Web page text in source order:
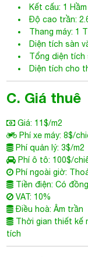
Kết cấu: 1
Độ cao trần:
Thang máy: 1
Diện tích sàn
Tổng diện tích
Diện tích cho
C. Giá thuê
Giá: 11$/m2
Phí xe máy: 8$/
Phí quản lý: 3$/m2
Phí ô tô: 100$/
Phí ngoài giờ:
Tiền điện: Có
VAT: 10%
Điều hoà: Âm trần
Thời gian thiết kế
tích